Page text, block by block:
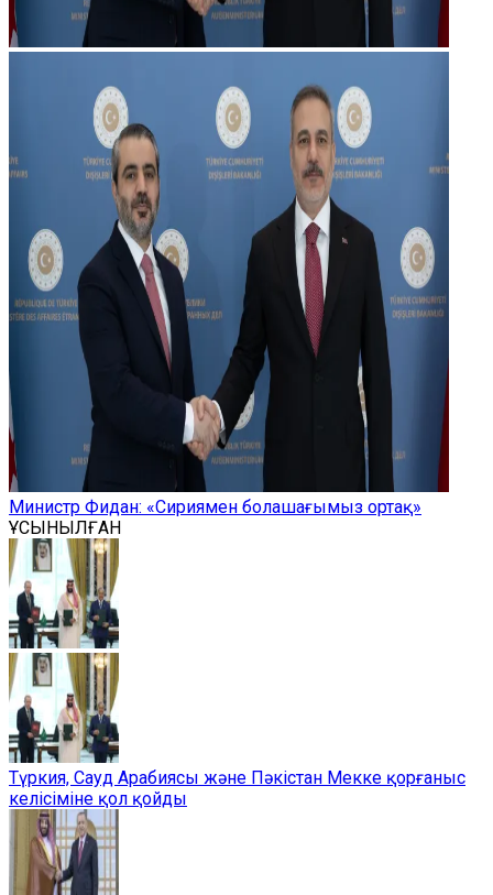
Министр Фидан: «Сириямен болашағымыз ортақ»
ҰСЫНЫЛҒАН
Түркия, Сауд Арабиясы және Пәкістан Мекке қорғаныс
келісіміне қол қойды